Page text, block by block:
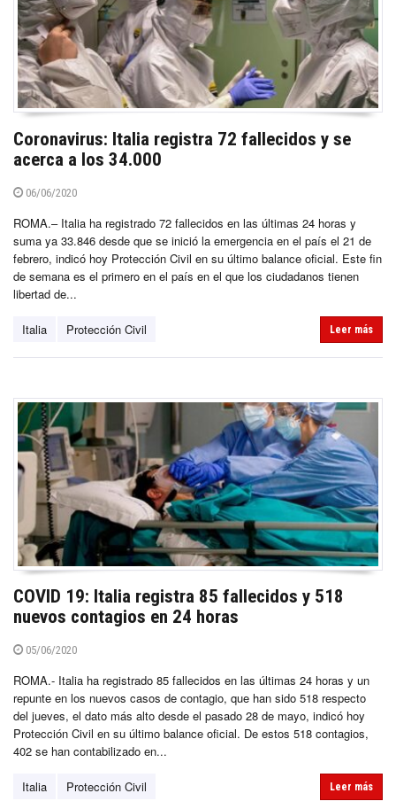
Coronavirus: Italia registra 72 fallecidos y se
acerca a los 34.000
06/06/2020
ROMA.– Italia ha registrado 72 fallecidos en las últimas 24 horas y
suma ya 33.846 desde que se inició la emergencia en el país el 21 de
febrero, indicó hoy Protección Civil en su último balance oficial. Este fin
de semana es el primero en el país en el que los ciudadanos tienen
libertad de...
Italia Protección Civil Leer más
COVID 19: Italia registra 85 fallecidos y 518
nuevos contagios en 24 horas
05/06/2020
ROMA.- Italia ha registrado 85 fallecidos en las últimas 24 horas y un
repunte en los nuevos casos de contagio, que han sido 518 respecto
del jueves, el dato más alto desde el pasado 28 de mayo, indicó hoy
Protección Civil en su último balance oficial. De estos 518 contagios,
402 se han contabilizado en...
Italia Protección Civil Leer más